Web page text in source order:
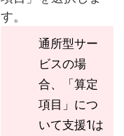
す。
通所型サー
ビスの場
合、「算定
項目」につ
いて支援1は